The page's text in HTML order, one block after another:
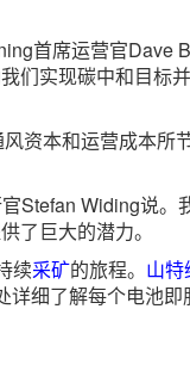
首席运营官Dave
们实现碳中和目标
资本和运营成本所
Stefan Widing说。
了巨大的潜力。
续采矿的旅程。 山特
详细了解每个电池